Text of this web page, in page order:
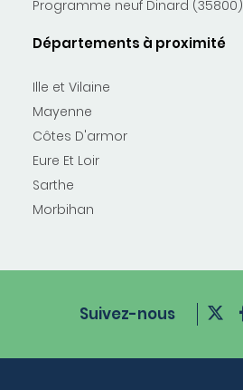
Programme neuf Dinard (35800)
Départements à proximité
Ille et Vilaine
Mayenne
Côtes D'armor
Eure Et Loir
Sarthe
Morbihan
Suivez-nous